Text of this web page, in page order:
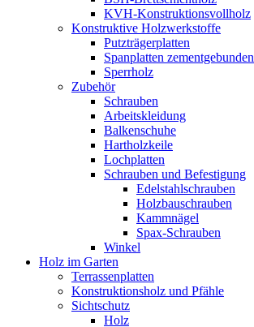
KVH-Konstruktionsvollholz
Konstruktive Holzwerkstoffe
Putzträgerplatten
Spanplatten zementgebunden
Sperrholz
Zubehör
Schrauben
Arbeitskleidung
Balkenschuhe
Hartholzkeile
Lochplatten
Schrauben und Befestigung
Edelstahlschrauben
Holzbauschrauben
Kammnägel
Spax-Schrauben
Winkel
Holz im Garten
Terrassenplatten
Konstruktionsholz und Pfähle
Sichtschutz
Holz